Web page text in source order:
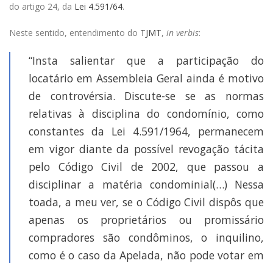
do artigo 24, da Lei 4.591/64.
Neste sentido, entendimento do TJMT, in verbis:
“Insta salientar que a participação do
locatário em Assembleia Geral ainda é motivo
de controvérsia. Discute-se se as normas
relativas à disciplina do condomínio, como
constantes da Lei 4.591/1964, permanecem
em vigor diante da possível revogação tácita
pelo Código Civil de 2002, que passou a
disciplinar a matéria condominial(…) Nessa
toada, a meu ver, se o Código Civil dispôs que
apenas os proprietários ou promissário
compradores são condôminos, o inquilino,
como é o caso da Apelada, não pode votar em